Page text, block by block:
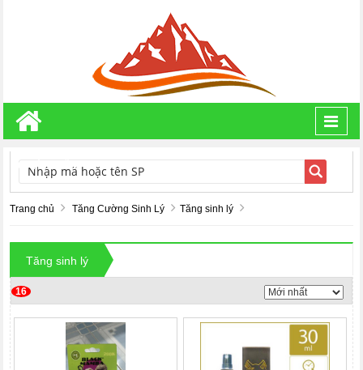
TÌM KIẾM
Trang chủ Tăng Cường Sinh Lý Tăng sinh lý
Tăng sinh lý
16